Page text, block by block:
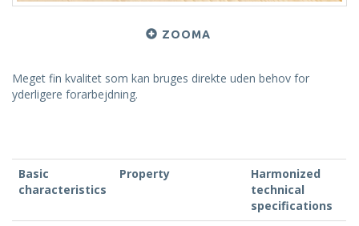
ZOOMA
Meget fin kvalitet som kan bruges direkte uden behov for
yderligere forarbejdning.
Basic
characteristics
Property
Harmonized
technical
specifications